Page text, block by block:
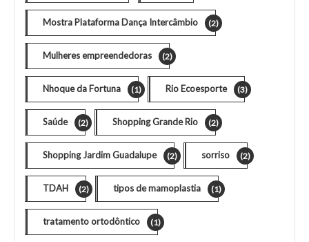
Mostra Plataforma Dança Intercâmbio (2)
Mulheres empreendedoras (2)
Nhoque da Fortuna (1) Rio Ecoesporte (3)
Saúde (2) Shopping Grande Rio (2)
Shopping Jardim Guadalupe (2) sorriso (2)
TDAH (2) tipos de mamoplastia (1)
tratamento ortodôntico (1)